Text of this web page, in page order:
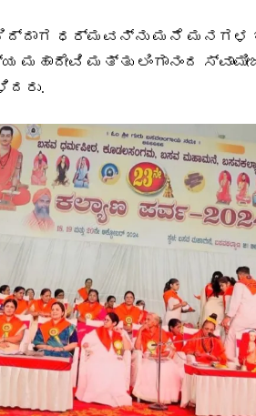
ಧರ್ಮವನ್ನು ಮನೆ ಮನಗಳ
ಮಹಾದೇವಿ ಮತ್ತು ಲಿಂಗಾನಂದ